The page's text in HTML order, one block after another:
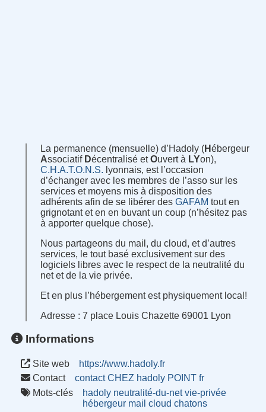
La permanence (mensuelle) d’Hadoly (Hébergeur
Associatif Décentralisé etOuvert à LYon),
C.H.A.T.O.N.S. lyonnais, est l’occasion
d’échanger avec les membres de l’asso sur les
services et moyens mis à disposition des
adhérents afin de se libérer des GAFAM tout en
grignotant et en en buvant un coup (n’hésitez pas
à apporter quelque chose).
Nous partageons du mail, du cloud, et d’autres
services, le tout basé exclusivement sur des
logiciels libres avec le respect de la neutralité du
net et de la vie privée.
Et en plus l’hébergement est physiquement local!
Adresse : 7 place Louis Chazette 69001 Lyon
Informations
Site web
https://www.hadoly.fr
Contact
contact CHEZ hadoly POINT fr
Mots-clés
hadoly neutralité-du-net vie-privée
hébergeur mail cloud chatons